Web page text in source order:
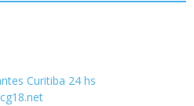
Curitiba 24 hs